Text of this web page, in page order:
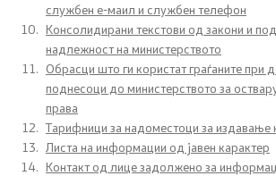
Кодекс за административни
Заштитено внатрешно пријавување
Интегритет, судир на интереси и
Службеник за млади
службен е-маил и службен телефон
Консолидирани текстови од закони и
надлежност на министерството
Обрасци што ги користат граѓаните при
поднесоци до министерството за
права
Тарифници за надоместоци за издавање
Листа на информации од јавен карактер
Контакт од лице задолжено за